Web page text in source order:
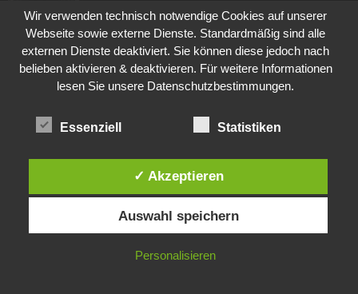
Die Geschichte der Kubushäuser
9. Juli 2018
Was ist denn das? -Mars „SOL 735“ Rover Curiosity
Die Brexit-Lüge (1/8 Teil)
3. November 2019
Diese Website verwendet Cookies. Durch die weitere Nutzung dieser
Website stimmst du der Verwendung von Cookies zu.
IN ORDNUNG
Wir verwenden technisch notwendige Cookies auf unserer
Webseite sowie externe Dienste. Standardmäßig sind alle
externen Dienste deaktiviert. Sie können diese jedoch nach
belieben aktivieren & deaktivieren. Für weitere Informationen
lesen Sie unsere Datenschutzbestimmungen.
Essenziell Statistiken
✓ Akzeptieren
Auswahl speichern
Personalisieren